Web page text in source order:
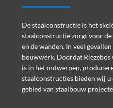
De staalconstructie is het
staalconstructie zorgt voor
en de wanden. In veel
bouwwerk. Doordat
is in het ontwerpen,
staalconstructies bieden wij
gebied van staalbouw